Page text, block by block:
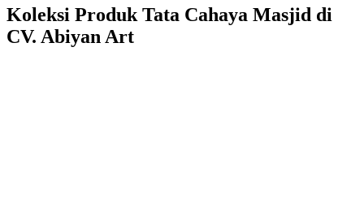
Koleksi Produk Tata Cahaya Masjid di
CV. Abiyan Art